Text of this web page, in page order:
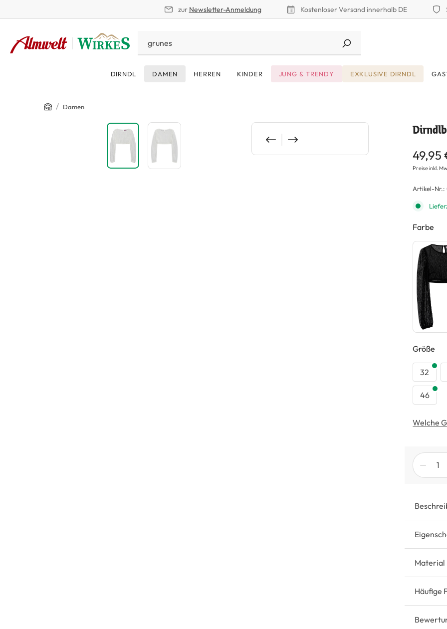
zur Newsletter-Anmeldung Kostenloser Versand innerhalb DE
DIRNDL DAMEN HERREN KINDER JUNG & TRENDY EXKLUSIVE DIRNDL
Home
/ Damen
Bildergalerie überspringen
49,95
Preise inkl.
Artikel-Nr.:
Farbe
Größe
32
46
Welche
Material
Häufige